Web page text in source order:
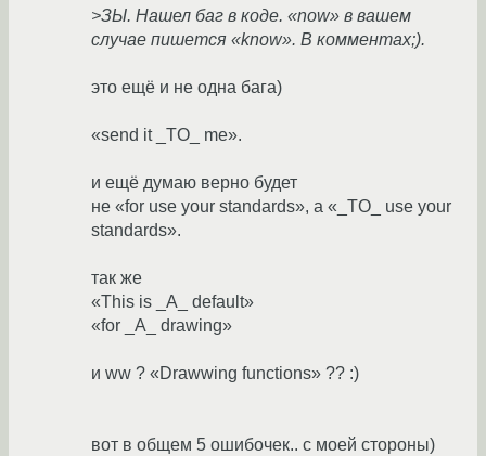
>ЗЫ. Нашел баг в коде. «now» в вашем
случае пишется «know». В комментах;).
это ещё и не одна бага)
«send it _TO_ me».
и ещё думаю верно будет
не «for use your standards», а «_TO_ use your
standards».
так же
«This is _A_ default»
«for _A_ drawing»
и ww ? «Drawwing functions» ?? :)
вот в общем 5 ошибочек.. с моей стороны)